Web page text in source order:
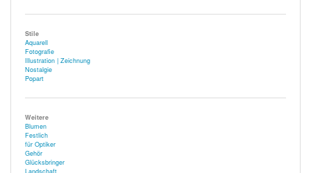
Stile
Aquarell
Fotografie
Illustration | Zeichnung
Nostalgie
Popart
Weitere
Blumen
Festlich
für Optiker
Gehör
Glücksbringer
Landschaft